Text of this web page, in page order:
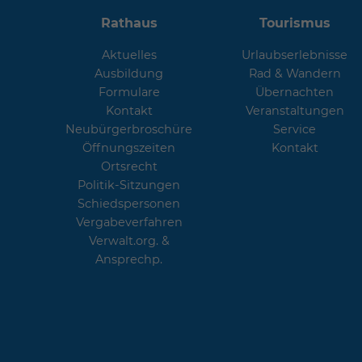
Rathaus
Aktuelles
Ausbildung
Formulare
Kontakt
Neubürgerbroschüre
Öffnungszeiten
Ortsrecht
Politik-Sitzungen
Schiedspersonen
Vergabeverfahren
Verwalt.org. &
Ansprechp.
Tourismus
Urlaubserlebnisse
Rad & Wandern
Übernachten
Veranstaltungen
Service
Kontakt